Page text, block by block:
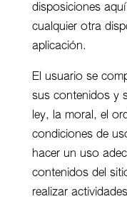
disposiciones
cualquier otra
aplicación.
El usuario se
sus contenidos y
ley, la moral, el
condiciones de
hacer un uso
contenidos del
realizar